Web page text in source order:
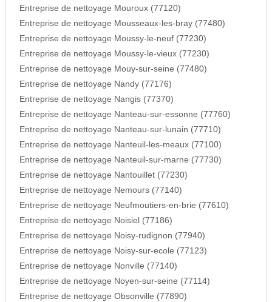
Entreprise de nettoyage Mouroux (77120)
Entreprise de nettoyage Mousseaux-les-bray (77480)
Entreprise de nettoyage Moussy-le-neuf (77230)
Entreprise de nettoyage Moussy-le-vieux (77230)
Entreprise de nettoyage Mouy-sur-seine (77480)
Entreprise de nettoyage Nandy (77176)
Entreprise de nettoyage Nangis (77370)
Entreprise de nettoyage Nanteau-sur-essonne (77760)
Entreprise de nettoyage Nanteau-sur-lunain (77710)
Entreprise de nettoyage Nanteuil-les-meaux (77100)
Entreprise de nettoyage Nanteuil-sur-marne (77730)
Entreprise de nettoyage Nantouillet (77230)
Entreprise de nettoyage Nemours (77140)
Entreprise de nettoyage Neufmoutiers-en-brie (77610)
Entreprise de nettoyage Noisiel (77186)
Entreprise de nettoyage Noisy-rudignon (77940)
Entreprise de nettoyage Noisy-sur-ecole (77123)
Entreprise de nettoyage Nonville (77140)
Entreprise de nettoyage Noyen-sur-seine (77114)
Entreprise de nettoyage Obsonville (77890)